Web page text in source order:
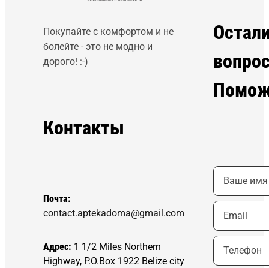
Покупайте с комфортом и не
болейте - это не модно и
дорого! :-)
Контакты
Почта:
contact.aptekadoma@gmail.com
Адрес: 1 1/2 Miles Northern
Highway, P.O.Box 1922 Belize city